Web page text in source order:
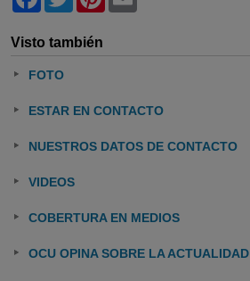
Visto también
FOTO
ESTAR EN CONTACTO
NUESTROS DATOS DE CONTACTO
VIDEOS
COBERTURA EN MEDIOS
OCU OPINA SOBRE LA ACTUALIDAD